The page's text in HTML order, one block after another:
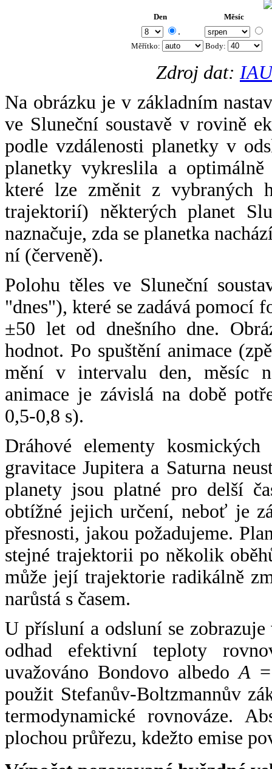
Den Měsíc
.
Měřítko: Body:
Zdroj dat:
Na obrázku je v základním
ve Sluneční soustavě v rovině
podle vzdálenosti planetky v
planetky vykreslila a
které lze změnit z vybraných
trajektorií) některých planet
naznačuje, zda se planetka
ní (červeně).
Polohu těles ve Sluneční
"dnes"), které se zadává pomocí
±50 let od dnešního dne.
hodnot. Po spuštění animace
mění v intervalu den, měsíc
animace je závislá na době
0,5-0,8 s).
Dráhové elementy
gravitace Jupitera a Saturna
planety jsou platné pro delší
obtížné jejich určení, neboť je
přesnosti, jakou požadujeme.
stejné trajektorii po několik
může její trajektorie radikálně
narůstá s časem.
U přísluní a odsluní se
odhad efektivní teploty
uvažováno Bondovo albedoA
použit Stefanův-Boltzmannův
termodynamické rovnováze.
plochou průřezu, kdežto emise